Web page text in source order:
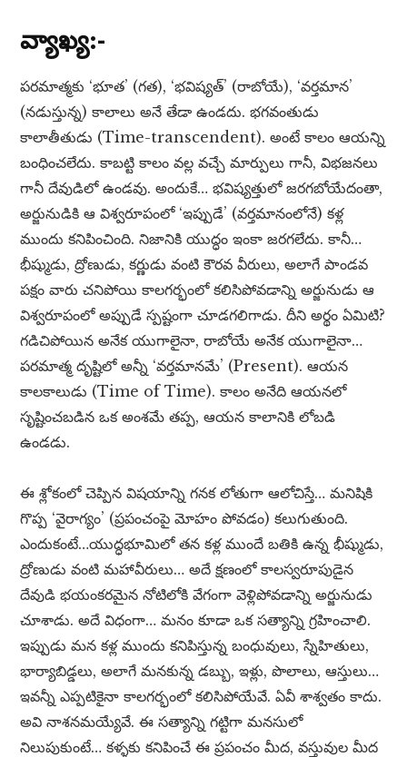
వ్యాఖ్య:-
పరమాత్మకు ‘భూత’ (గత), ‘భవిష్యత్’ (రాబోయే), ‘వర్తమాన’
(నడుస్తున్న) కాలాలు అనే తేడా ఉండదు. భగవంతుడు
కాలాతీతుడు (Time-transcendent). అంటే కాలం ఆయన్ని
బంధించలేదు. కాబట్టి కాలం వల్ల వచ్చే మార్పులు గానీ, విభజనలు
గానీ దేవుడిలో ఉండవు. అందుకే… భవిష్యత్తులో జరగబోయేదంతా,
అర్జునుడికి ఆ విశ్వరూపంలో ‘ఇప్పుడే’ (వర్తమానంలోనే) కళ్ల
ముందు కనిపించింది. నిజానికి యుద్ధం ఇంకా జరగలేదు. కానీ…
భీష్ముడు, ద్రోణుడు, కర్ణుడు వంటి కౌరవ వీరులు, అలాగే పాండవ
పక్షం వారు చనిపోయి కాలగర్భంలో కలిసిపోవడాన్ని అర్జునుడు ఆ
విశ్వరూపంలో అప్పుడే స్పష్టంగా చూడగలిగాడు. దీని అర్థం ఏమిటి?
గడిచిపోయిన అనేక యుగాలైనా, రాబోయే అనేక యుగాలైనా…
పరమాత్మ దృష్టిలో అన్నీ ‘వర్తమానమే’ (Present). ఆయన
కాలకాలుడు (Time of Time). కాలం అనేది ఆయనలో
సృష్టించబడిన ఒక అంశమే తప్ప, ఆయన కాలానికి లోబడి
ఉండడు.
ఈ శ్లోకంలో చెప్పిన విషయాన్ని గనక లోతుగా ఆలోచిస్తే… మనిషికి
గొప్ప ‘వైరాగ్యం’ (ప్రపంచంపై మోహం పోవడం) కలుగుతుంది.
ఎందుకంటే…యుద్ధభూమిలో తన కళ్ల ముందే బతికి ఉన్న భీష్ముడు,
ద్రోణుడు వంటి మహావీరులు… అదే క్షణంలో కాలస్వరూపుడైన
దేవుడి భయంకరమైన నోటిలోకి వేగంగా వెళ్లిపోవడాన్ని అర్జునుడు
చూశాడు. అదే విధంగా… మనం కూడా ఒక సత్యాన్ని గ్రహించాలి.
ఇప్పుడు మన కళ్ల ముందు కనిపిస్తున్న బంధువులు, స్నేహితులు,
భార్యాబిడ్డలు, అలాగే మనకున్న డబ్బు, ఇళ్లు, పొలాలు, ఆస్తులు…
ఇవన్నీ ఎప్పటికైనా కాలగర్భంలో కలిసిపోయేవే. ఏవీ శాశ్వతం కాదు.
అవి నాశనమయ్యేవే. ఈ సత్యాన్ని గట్టిగా మనసులో
నిలుపుకుంటే… కళ్ళకు కనిపించే ఈ ప్రపంచం మీద, వస్తువుల మీద